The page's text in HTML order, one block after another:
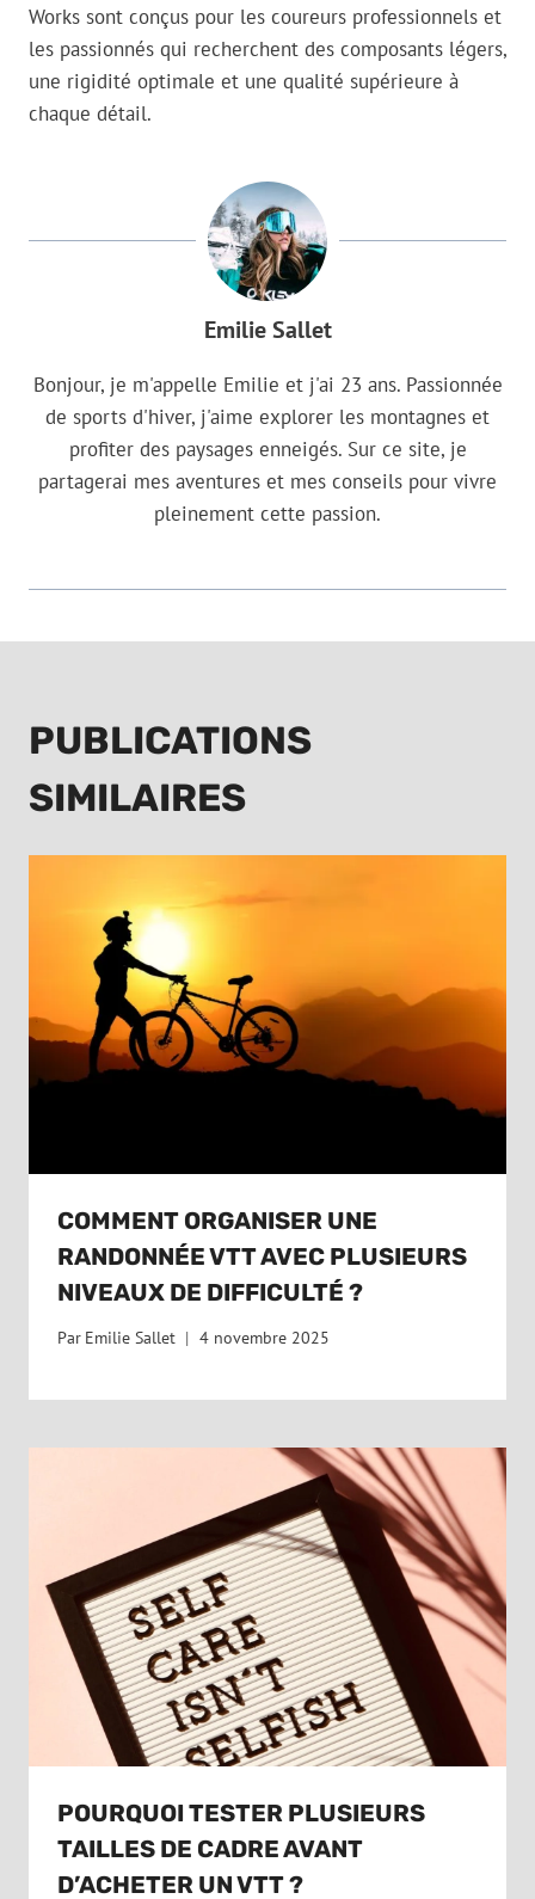
Works sont conçus pour les coureurs professionnels et
les passionnés qui recherchent des composants légers,
une rigidité optimale et une qualité supérieure à
chaque détail.
Emilie Sallet
Bonjour, je m'appelle Emilie et j'ai 23 ans. Passionnée
de sports d'hiver, j'aime explorer les montagnes et
profiter des paysages enneigés. Sur ce site, je
partagerai mes aventures et mes conseils pour vivre
pleinement cette passion.
PUBLICATIONS
SIMILAIRES
COMMENT ORGANISER UNE
RANDONNÉE VTT AVEC PLUSIEURS
NIVEAUX DE DIFFICULTÉ ?
Par Emilie Sallet 4 novembre 2025
POURQUOI TESTER PLUSIEURS
TAILLES DE CADRE AVANT
D’ACHETER UN VTT ?